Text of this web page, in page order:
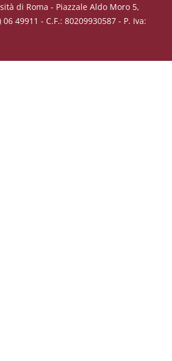
di Roma - Piazzale Aldo Moro 5,
49911 - C.F.: 80209930587 - P. Iva: